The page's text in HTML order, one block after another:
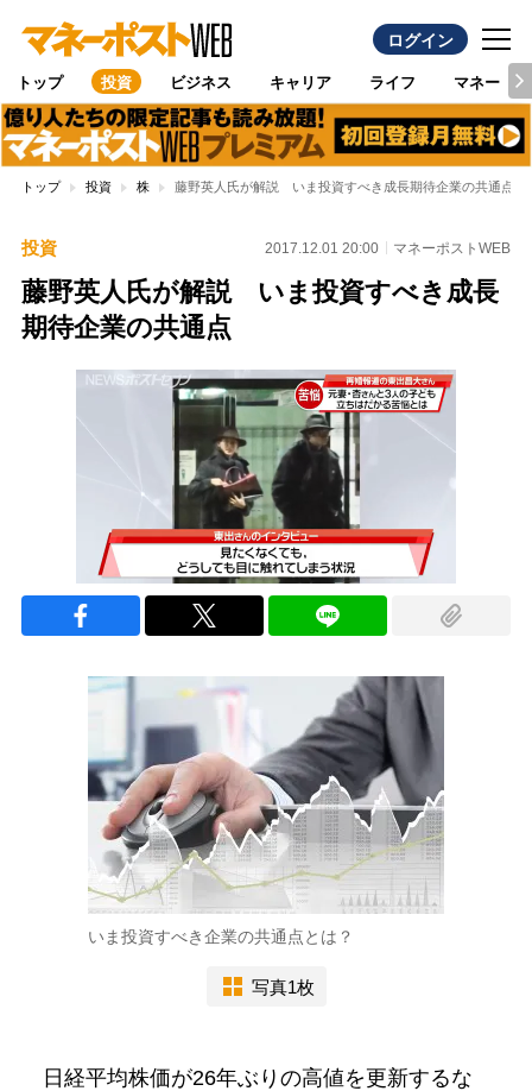
ログイン
トップ 投資 ビジネス キャリア ライフ マネー
トップ 投資 株 藤野英人氏が解説 いま投資すべき成長期待企業の共通点
投資 2017.12.01 20:00 マネーポストWEB
藤野英人氏が解説 いま投資すべき成長
期待企業の共通点
いま投資すべき企業の共通点とは？
写真1枚
日経平均株価が26年ぶりの高値を更新するな